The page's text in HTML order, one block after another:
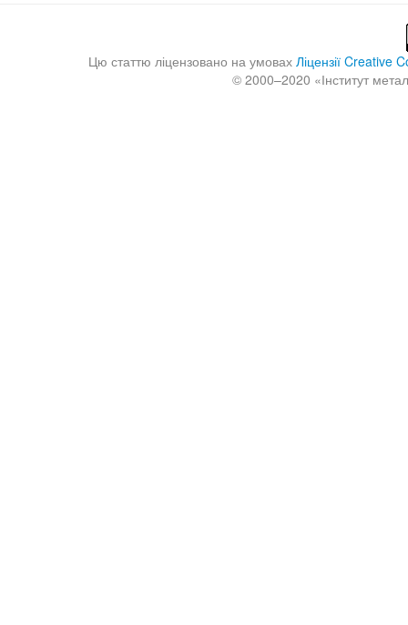
Цю статтю ліцензовано на умовах Ліцензії Creative
© 2000–2020 «Інститут